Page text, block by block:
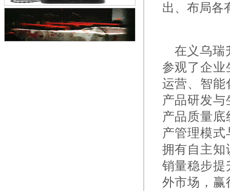
出、布局各
在义乌瑞
参观了企
运营、智能
产品研发
产品质量
产管理模
拥有自主知
销量稳步提
外市场，赢